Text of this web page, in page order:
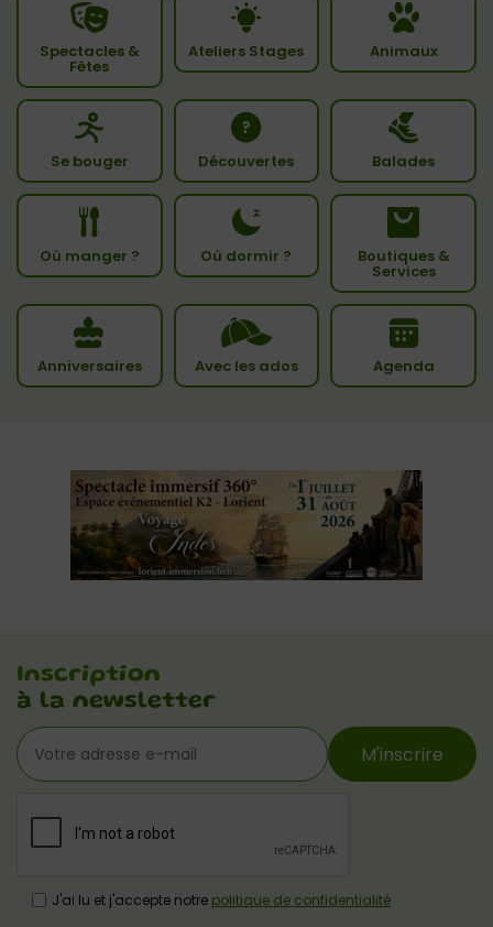
Spectacles &
Fêtes
Ateliers Stages Animaux
Se bouger Découvertes Balades
Où manger ? Où dormir ? Boutiques &
Services
Anniversaires Avec les ados Agenda
Inscription
à la newsletter
M'inscrire
J'ai lu et j'accepte notre politique de confidentialité